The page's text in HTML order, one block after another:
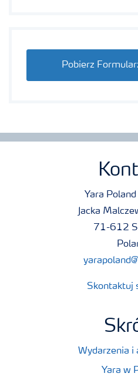
Pobierz
Yara
Jacka
71-612
Skontaktuj
Wydarzenia i
Yara w